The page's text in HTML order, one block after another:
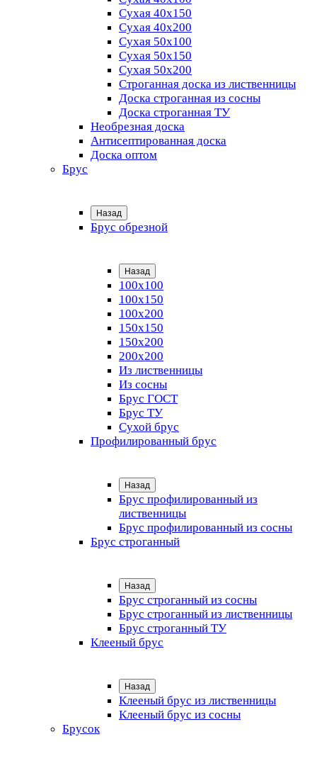
Сухая 40х150
Сухая 40х200
Сухая 50х100
Сухая 50х150
Сухая 50х200
Строганная доска из лиственницы
Доска строганная из сосны
Доска строганная ТУ
Необрезная доска
Антисептированная доска
Доска оптом
Брус
Назад
Брус обрезной
Назад
100х100
100х150
100х200
150х150
150х200
200х200
Из лиственницы
Из сосны
Брус ГОСТ
Брус ТУ
Сухой брус
Профилированный брус
Назад
Брус профилированный из
лиственницы
Брус профилированный из сосны
Брус строганный
Назад
Брус строганный из сосны
Брус строганный из лиственницы
Брус строганный ТУ
Клееный брус
Назад
Клееный брус из лиственницы
Клееный брус из сосны
Брусок